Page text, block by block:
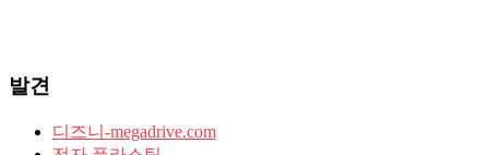
발견
디즈니-megadrive.com